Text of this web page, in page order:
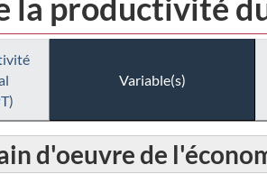
la productivité
Variable(s)
d'oeuvre de